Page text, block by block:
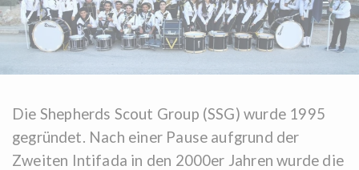
Die Shepherds Scout Group (SSG) wurde 1995
gegründet. Nach einer Pause aufgrund der
Zweiten Intifada in den 2000er Jahren wurde die